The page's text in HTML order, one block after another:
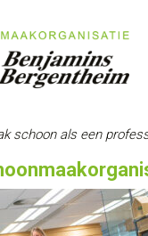
schoon als een